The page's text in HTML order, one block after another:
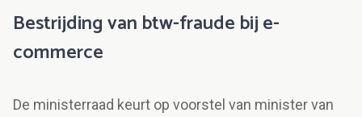
Bestrijding van btw-fraude bij e-
commerce
De ministerraad keurt op voorstel van minister van